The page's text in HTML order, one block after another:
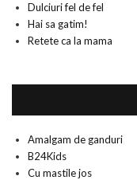
Dulciuri fel de fel
Hai sa gatim!
Retete ca la mama
Amalgam de ganduri
B24Kids
Cu mastile jos